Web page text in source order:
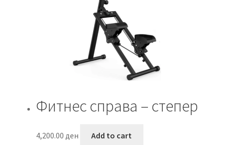
Фитнес справа – степер
4,200.00 ден Add to cart